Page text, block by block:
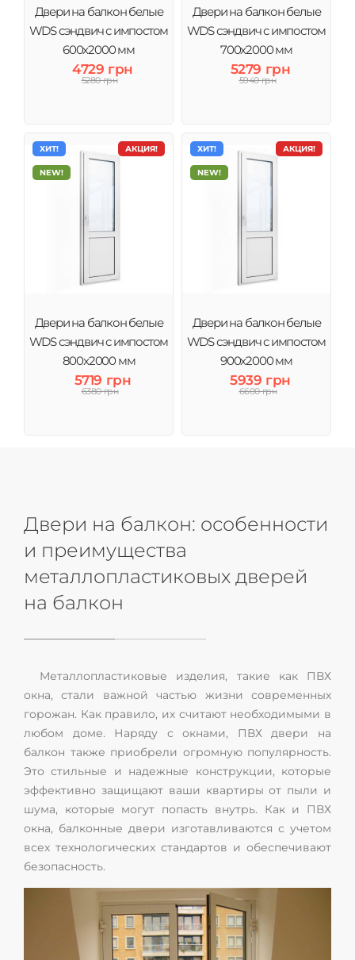
Двери на балкон белые
WDS сэндвич с импостом
600x2000 мм
4729 грн
5280 грн
Двери на балкон белые
WDS сэндвич с импостом
700x2000 мм
5279 грн
5940 грн
АКЦИЯ!
ХИТ!
NEW!
Двери на балкон белые
WDS сэндвич с импостом
800x2000 мм
5719 грн
6380 грн
АКЦИЯ!
ХИТ!
NEW!
Двери на балкон белые
WDS сэндвич с импостом
900x2000 мм
5939 грн
6600 грн
Двери на балкон: особенности
и преимущества
металлопластиковых дверей
на балкон
Металлопластиковые изделия, такие как ПВХ
окна, стали важной частью жизни современных
горожан. Как правило, их считают необходимыми в
любом доме. Наряду с окнами, ПВХ двери на
балкон также приобрели огромную популярность.
Это стильные и надежные конструкции, которые
эффективно защищают ваши квартиры от пыли и
шума, которые могут попасть внутрь. Как и ПВХ
окна, балконные двери изготавливаются с учетом
всех технологических стандартов и обеспечивают
безопасность.